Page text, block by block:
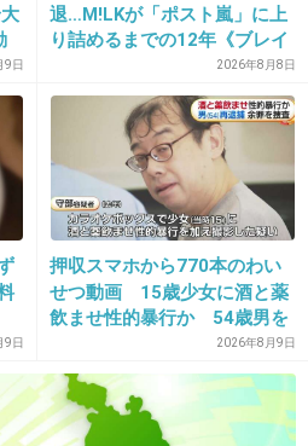
-3
が好きでした。
を聴きながら「早く結婚
ナさんはどんな人だろ
した。
生でしたが、今は結婚し
9日
退…M!LKが「ポスト嵐」に上
り詰めるまでの12年《ブレイ
2026年8月8日
9日
押収スマホから770本のわい
せつ動画 15歳少女に酒と薬
飲ませ性的暴行か 54歳男を
再逮捕 「薬もありますよ」
とSNSで誘い出し
2026年8月9日